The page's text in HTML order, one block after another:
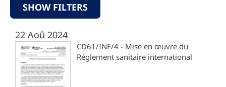
SHOW FILTERS
22 Aoû 2024
CD61/INF/4 - Mise en œuvre du
Règlement sanitaire international